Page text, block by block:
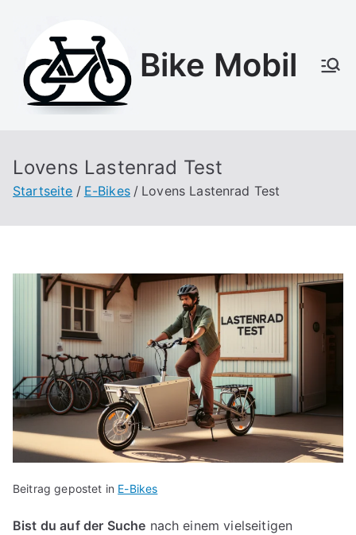
springen
Bike Mobil
Lovens Lastenrad Test
Startseite E-Bikes Lovens Lastenrad Test
Beitrag gepostet in E-Bikes
Bist du auf der Suche nach einem vielseitigen